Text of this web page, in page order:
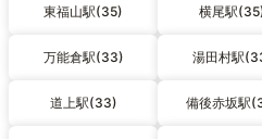
東福山駅(35) 横尾駅
万能倉駅(33) 湯田村駅
道上駅(33) 備後赤坂駅